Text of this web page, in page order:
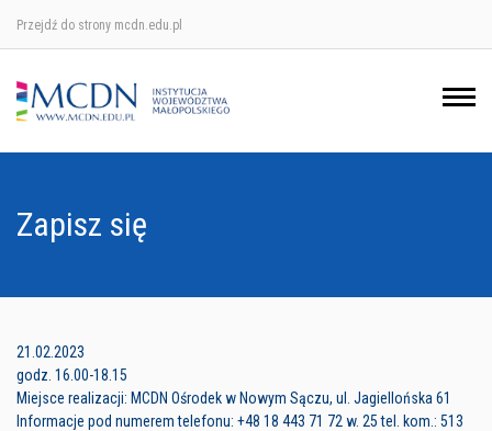
Przejdź do strony mcdn.edu.pl
Zapisz się
21.02.2023
godz. 16.00-18.15
Miejsce realizacji: MCDN Ośrodek w Nowym Sączu, ul. Jagiellońska 61
Informacje pod numerem telefonu: +48 18 443 71 72 w. 25 tel. kom.: 513
Ośrodek w Krakowie
Ośrodek w Nowym Sączu
Ośrodek w Tarnowie